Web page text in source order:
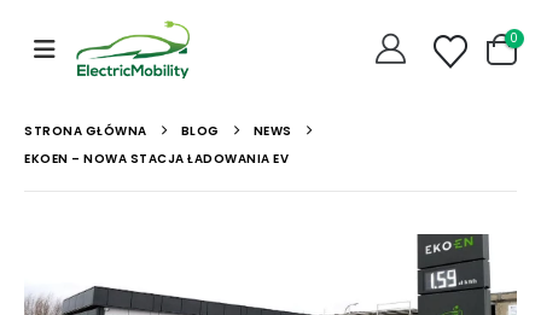
0
STRONA GŁÓWNA BLOG
NEWS
EKOEN – NOWA STACJA ŁADOWANIA EV